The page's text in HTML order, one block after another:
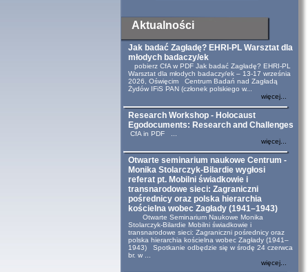
Aktualności
Jak badać Zagładę? EHRI-PL Warsztat dla
młodych badaczy/ek
pobierz CfA w PDF Jak badać Zagładę? EHRI-PL
Warsztat dla młodych badaczy/ek – 13-17 września
2026, Oświęcim Centrum Badań nad Zagładą
Żydów IFiS PAN (członek polskiego w...
więcej...
Research Workshop - Holocaust
Egodocuments: Research and Challenges
CfA in PDF ...
więcej...
Otwarte seminarium naukowe Centrum -
Monika Stolarczyk-Bilardie wygłosi
referat pt. Mobilni świadkowie i
transnarodowe sieci: Zagraniczni
pośrednicy oraz polska hierarchia
kościelna wobec Zagłady (1941–1943)
Otwarte Seminarium Naukowe Monika
Stolarczyk-Bilardie Mobilni świadkowie i
transnarodowe sieci: Zagraniczni pośrednicy oraz
polska hierarchia kościelna wobec Zagłady (1941–
1943) Spotkanie odbędzie się w środę 24 czerwca
br. w ...
więcej...